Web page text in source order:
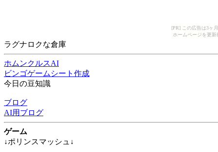
[PR] この広告は3ヶ
ホームページを更
ラグナロクな倉庫
ホムンクルスAI
ビンゴゲームシート作成
今日の豆知識
ブログ
AI用ブログ
ゲーム
↓ポリンスマッシュ↓